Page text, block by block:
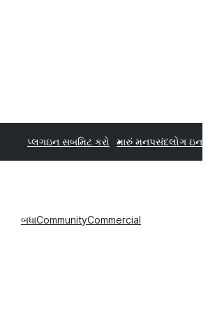
પ્લગઇન સબમિટ કરો મારું મનપસંદલોગ ઇન
બધાCommunityCommercial